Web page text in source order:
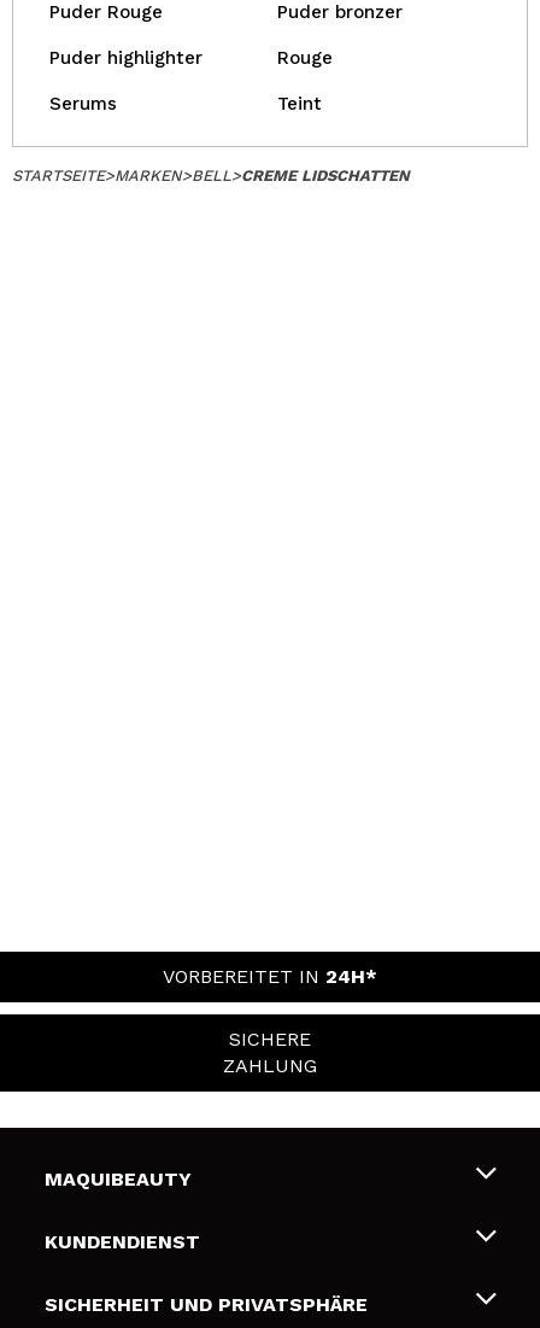
Puder Rouge Puder bronzer
Puder highlighter Rouge
Serums Teint
STARTSEITE>MARKEN>BELL>CREME LIDSCHATTEN
VORBEREITET IN 24H*
SICHERE
ZAHLUNG
MAQUIBEAUTY
Über uns
Geschenkkarten
KUNDENDIENST
Liefer- und Versandkosten
SICHERHEIT UND PRIVATSPHÄRE